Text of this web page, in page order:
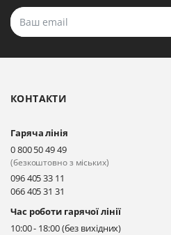
Прокласти маршрут
Київ, вул. Драгоманова 31-д
Прокласти маршрут
Київ, вул. Драгоманова 31-д
Прокласти маршрут
КОНТАКТИ
Гаряча лінія
0 800 50 49 49
(безкоштовно з міських)
096 405 33 11
066 405 31 31
Час роботи гарячої лінії
10:00 - 18:00 (без вихідних)